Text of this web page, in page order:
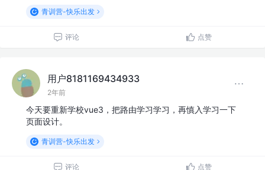
青训营-快乐出发
评论 点赞
用户8181169434933
2年前
今天要重新学校vue3，把路由学习学习，再慎入学习一下
页面设计。
青训营-快乐出发
评论 点赞